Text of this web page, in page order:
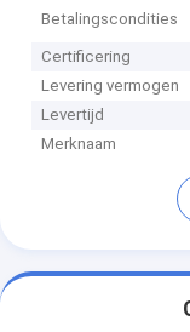
Betalingscondities
Certificering
Levering vermogen
Levertijd
Merknaam